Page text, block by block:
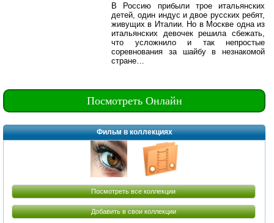
В Россию прибыли трое итальянских
детей, один индус и двое русских ребят,
живущих в Италии. Но в Москве одна из
итальянских девочек решила сбежать,
что усложнило и так непростые
соревнования за шайбу в незнакомой
стране…
Посмотреть Онлайн
Фильм в коллекциях
Посмотреть все коллекции
Добавить в свои коллекции